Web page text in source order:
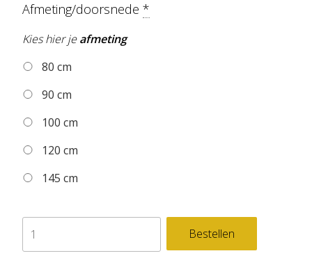
Afmeting/doorsnede *
Kies hier jeafmeting
80 cm
90 cm
100 cm
120 cm
145 cm
zelfklevend
behang
Bestellen